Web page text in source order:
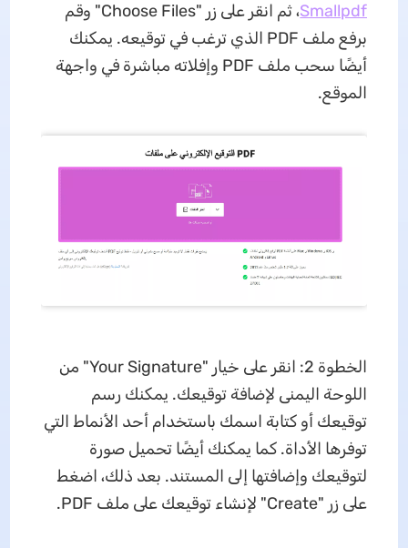
Smallpdf
، ثم انقر على زر "Choose Files" وقم
برفع ملف PDF الذي ترغب في توقيعه. يمكنك
أيضًا سحب ملف PDF وإفلاته مباشرة في واجهة
الموقع.
الخطوة 2: انقر على خيار "Your Signature" من
اللوحة اليمنى لإضافة توقيعك. يمكنك رسم
توقيعك أو كتابة اسمك باستخدام أحد الأنماط التي
توفرها الأداة. كما يمكنك أيضًا تحميل صورة
لتوقيعك وإضافتها إلى المستند. بعد ذلك، اضغط
على زر "Create" لإنشاء توقيعك على ملف PDF.